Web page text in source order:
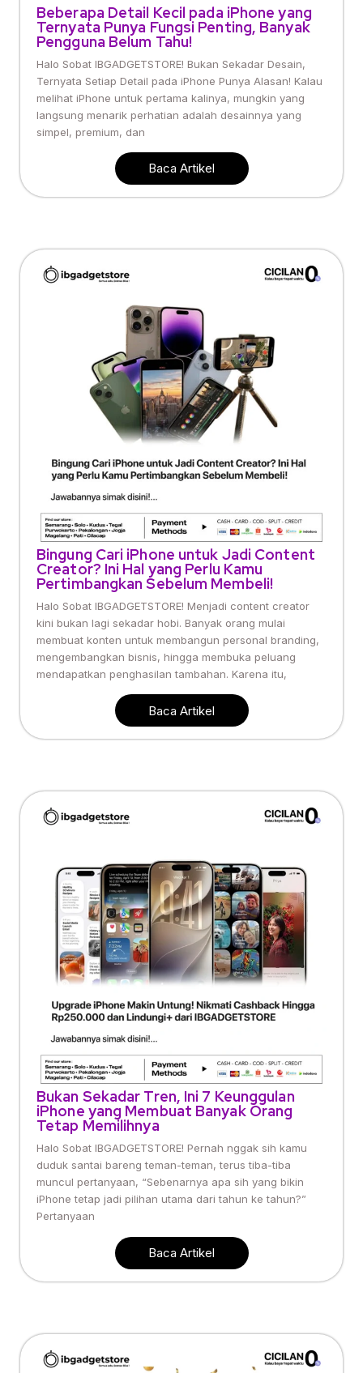
Beberapa Detail Kecil pada iPhone yang
Ternyata Punya Fungsi Penting, Banyak
Pengguna Belum Tahu!
Halo Sobat IBGADGETSTORE! Bukan Sekadar Desain,
Ternyata Setiap Detail pada iPhone Punya Alasan! Kalau
melihat iPhone untuk pertama kalinya, mungkin yang
langsung menarik perhatian adalah desainnya yang
simpel, premium, dan
Baca Artikel
Bingung Cari iPhone untuk Jadi Content
Creator? Ini Hal yang Perlu Kamu
Pertimbangkan Sebelum Membeli!
Halo Sobat IBGADGETSTORE! Menjadi content creator
kini bukan lagi sekadar hobi. Banyak orang mulai
membuat konten untuk membangun personal branding,
mengembangkan bisnis, hingga membuka peluang
mendapatkan penghasilan tambahan. Karena itu,
Baca Artikel
Bukan Sekadar Tren, Ini 7 Keunggulan
iPhone yang Membuat Banyak Orang
Tetap Memilihnya
Halo Sobat IBGADGETSTORE! Pernah nggak sih kamu
duduk santai bareng teman-teman, terus tiba-tiba
muncul pertanyaan, “Sebenarnya apa sih yang bikin
iPhone tetap jadi pilihan utama dari tahun ke tahun?”
Pertanyaan
Baca Artikel